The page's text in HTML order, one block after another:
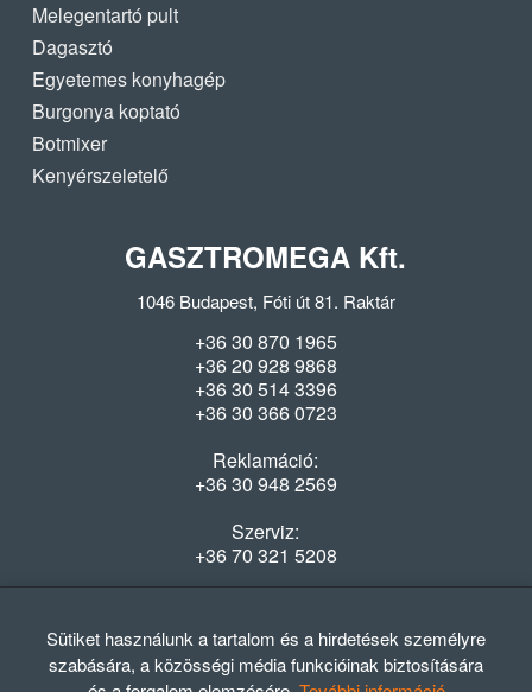
Melegentartó pult
Dagasztó
Egyetemes konyhagép
Burgonya koptató
Botmixer
Kenyérszeletelő
GASZTROMEGA Kft.
1046 Budapest, Fóti út 81. Raktár
+36 30 870 1965
+36 20 928 9868
+36 30 514 3396
+36 30 366 0723
Reklamáció:
+36 30 948 2569
Szerviz:
+36 70 321 5208
Hétfő-Péntek: 08:00-16:30
Sütiket használunk a tartalom és a hirdetések személyre
szabására, a közösségi média funkcióinak biztosítására